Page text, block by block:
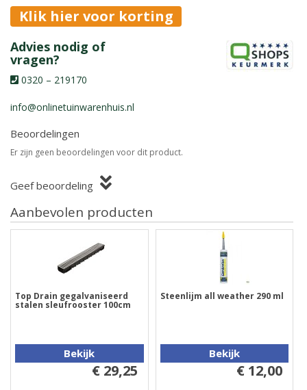
Klik hier voor korting
Advies nodig of
vragen?
0320 – 219170
info@onlinetuinwarenhuis.nl
Beoordelingen
Er zijn geen beoordelingen voor dit product.
Geef beoordeling
Aanbevolen producten
Top Drain gegalvaniseerd
stalen sleufrooster 100cm
Bekijk
€ 29,25
Steenlijm all weather 290 ml
Bekijk
€ 12,00